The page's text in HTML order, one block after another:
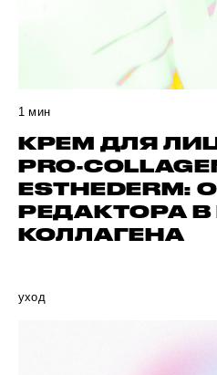
1 мин
КРЕМ ДЛЯ
PRO-
ESTHEDERM:
РЕДАКТОРА
КОЛЛАГЕНА
уход